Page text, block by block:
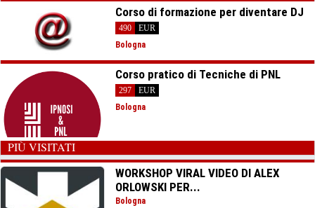
Corso di formazione per diventare DJ
490
EUR
Bologna
Corso pratico di Tecniche di PNL
297
EUR
Bologna
PIÙ VISITATI
WORKSHOP VIRAL VIDEO DI ALEX
ORLOWSKI PER...
Bologna